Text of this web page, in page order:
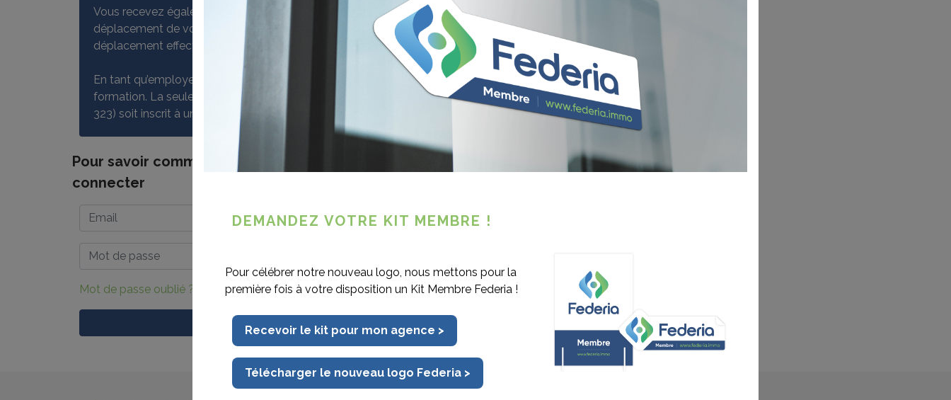
Vous recevez également un montant supplémentaire de 15 € par jour pour le
déplacement de vos employés. Vous payez naturellement les frais de
déplacement effectivement engagés à vos salariés.
En tant qu’employeur, vous pouvez aussi participer gratuitement à notre offre de
formation. La seule condition est qu’au moins un de vos travailleurs (sous la CP
323) soit inscrit à une des formations du Fonds Social.
Pour savoir comment profiter de votre avantage, veuillez vous
connecter
Mot de passe oublié ?
DEMANDEZ VOTRE KIT MEMBRE !
Pour célébrer notre nouveau logo, nous mettons pour la
première fois à votre disposition un Kit Membre Federia !
Recevoir le kit pour mon agence >
Télécharger le nouveau logo Federia >